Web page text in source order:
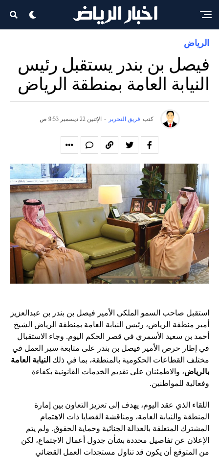
الرياض
فيصل بن بندر يستقبل رئيس
النيابة العامة بمنطقة الرياض
كتب فريق التحرير - الإثنين 22 ديسمبر 9:53 ص
استقبل صاحب السمو الملكي الأمير فيصل بن بندر بن عبدالعزيز
أمير منطقة الرياض، رئيس النيابة العامة بمنطقة الرياض الشيخ
أحمد بن سعيد الأسمري في قصر الحكم اليوم. وجاء الاستقبال
في إطار حرص الأمير فيصل بن بندر على متابعة سير العمل في
مختلف القطاعات الحكومية بالمنطقة، بما في ذلك النيابة العامة
بالرياض، والاطمئنان على تقديم الخدمات القانونية بكفاءة
وفعالية للمواطنين.
اللقاء الذي عقد اليوم، يهدف إلى تعزيز التعاون بين إمارة
المنطقة والنيابة العامة، ومناقشة القضايا ذات الاهتمام
المشترك المتعلقة بالعدالة الجنائية وحماية الحقوق. ولم يتم
الإعلان عن تفاصيل محددة بشأن جدول أعمال الاجتماع، لكن
من المتوقع أن يكون قد تناول مستجدات العمل القضائي